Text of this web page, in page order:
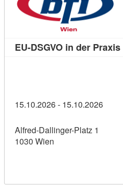
EU-DSGVO in der Praxis
15.10.2026 - 15.10.2026
Alfred-Dallinger-Platz 1
1030 Wien